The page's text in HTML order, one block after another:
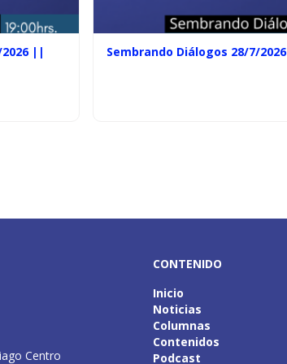
|| Sembrando Diálogos 28/7/2026
Centro
CONTENIDO
Inicio
Noticias
Columnas
Contenidos
Podcast